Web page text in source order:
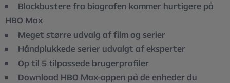
Blockbustere fra biografen kommer hurtigere på
HBO Max
Meget større udvalg af film og serier
Håndplukkede serier udvalgt af eksperter
Op til 5 tilpassede brugerprofiler
Download HBO Max-appen på de enheder du